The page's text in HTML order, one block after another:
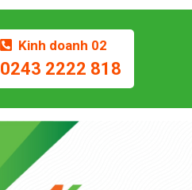
Kinh doanh 02
0243 2222 818